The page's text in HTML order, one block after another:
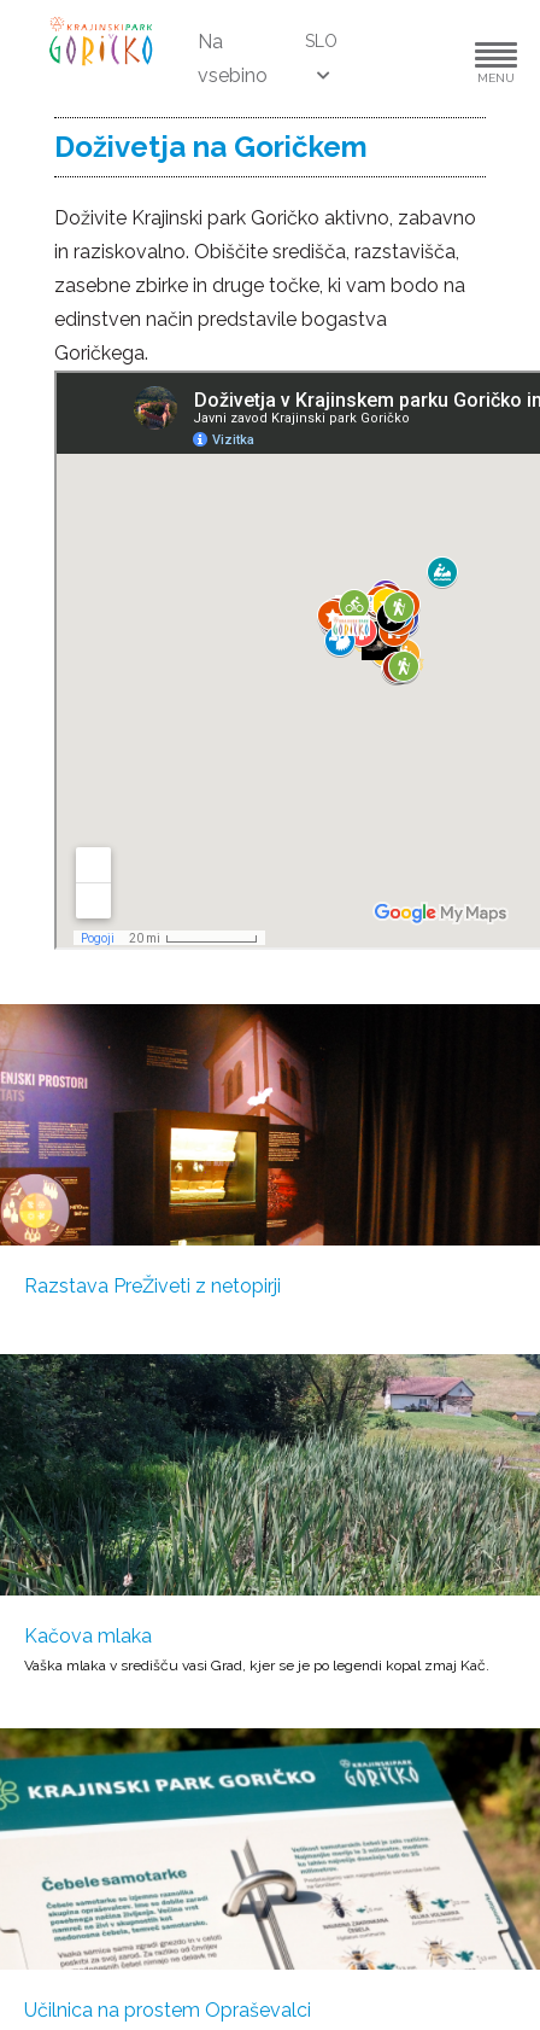
Na
vsebino
SLO
MENU
Doživetja na Goričkem
Doživite Krajinski park Goričko aktivno, zabavno
in raziskovalno. Obiščite središča, razstavišča,
zasebne zbirke in druge točke, ki vam bodo na
edinstven način predstavile bogastva
Goričkega.
Razstava PreŽiveti z netopirji
Kačova mlaka
Vaška mlaka v središču vasi Grad, kjer se je po legendi kopal zmaj Kač.
Učilnica na prostem Opraševalci